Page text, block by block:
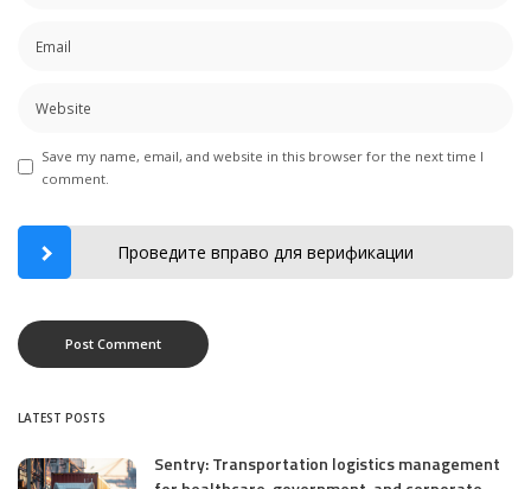
Save my name, email, and website in this browser for the next time I
comment.
Проведите вправо для верификации
LATEST POSTS
Sentry: Transportation logistics management